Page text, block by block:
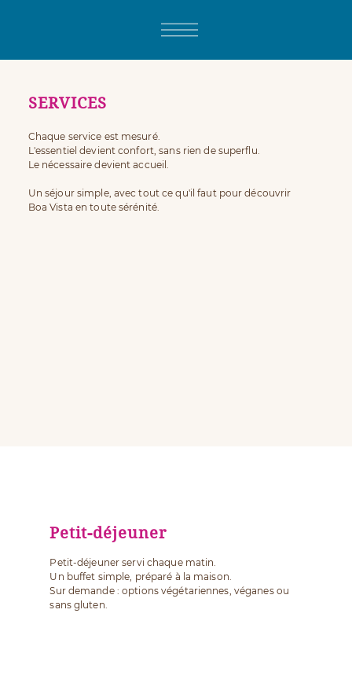
SERVICES
Chaque service est mesuré.
L'essentiel devient confort, sans rien de superflu.
Le nécessaire devient accueil.
Un séjour simple, avec tout ce qu'il faut pour découvrir
Boa Vista en toute sérénité.
Petit-déjeuner
Petit-déjeuner servi chaque matin.
Un buffet simple, préparé à la maison.
Sur demande : options végétariennes, véganes ou
sans gluten.